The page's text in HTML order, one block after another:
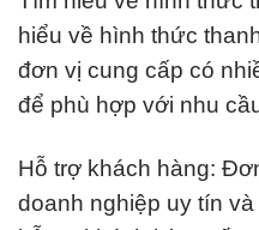
hiểu về hình thức
đơn vị cung cấp có
để phù hợp với nhu
Hỗ trợ khách hàng:
doanh nghiệp uy tín